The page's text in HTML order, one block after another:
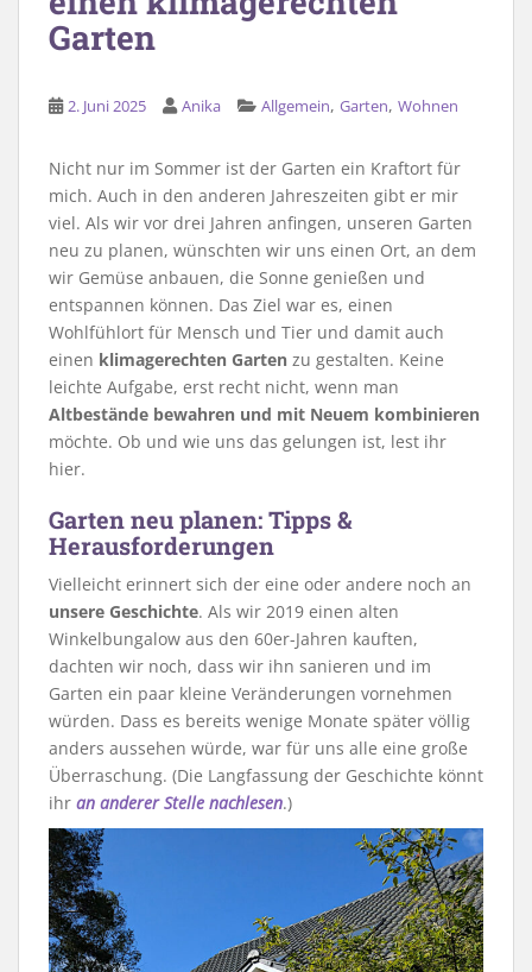
Garten
2. Juni 2025 Anika Allgemein, Garten, Wohnen
Nicht nur im Sommer ist der Garten ein Kraftort für
mich. Auch in den anderen Jahreszeiten gibt er mir
viel. Als wir vor drei Jahren anfingen, unseren Garten
neu zu planen, wünschten wir uns einen Ort, an dem
wir Gemüse anbauen, die Sonne genießen und
entspannen können. Das Ziel war es, einen
Wohlfühlort für Mensch und Tier und damit auch
einen klimagerechten Garten zu gestalten. Keine
leichte Aufgabe, erst recht nicht, wenn man
Altbestände bewahren und mit Neuem kombinieren
möchte. Ob und wie uns das gelungen ist, lest ihr
hier.
Garten neu planen: Tipps &
Herausforderungen
Vielleicht erinnert sich der eine oder andere noch an
unsere Geschichte. Als wir 2019 einen alten
Winkelbungalow aus den 60er-Jahren kauften,
dachten wir noch, dass wir ihn sanieren und im
Garten ein paar kleine Veränderungen vornehmen
würden. Dass es bereits wenige Monate später völlig
anders aussehen würde, war für uns alle eine große
Überraschung. (Die Langfassung der Geschichte könnt
ihr an anderer Stelle nachlesen.)